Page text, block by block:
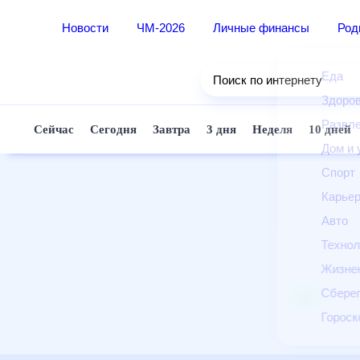
Новости ЧМ-2026 Личные финансы
Еда
Дом
Спорт
Авто
Поиск по интернету
Сейчас Сегодня Завтра 3 дня Неделя 10